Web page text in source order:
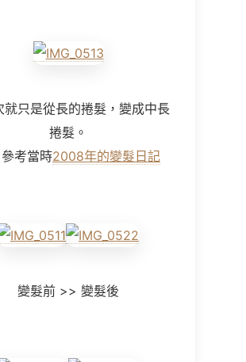
就只是從長的捲髮，變成中長
捲髮。
考當時2008年的變髮日記
變髮前 >> 變髮後